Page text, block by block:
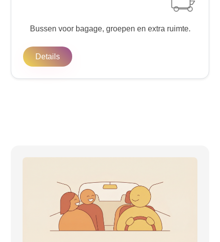
Bussen voor bagage, groepen en extra ruimte.
Details